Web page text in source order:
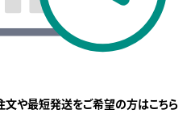
文や最短発送をご希望の方はこちら